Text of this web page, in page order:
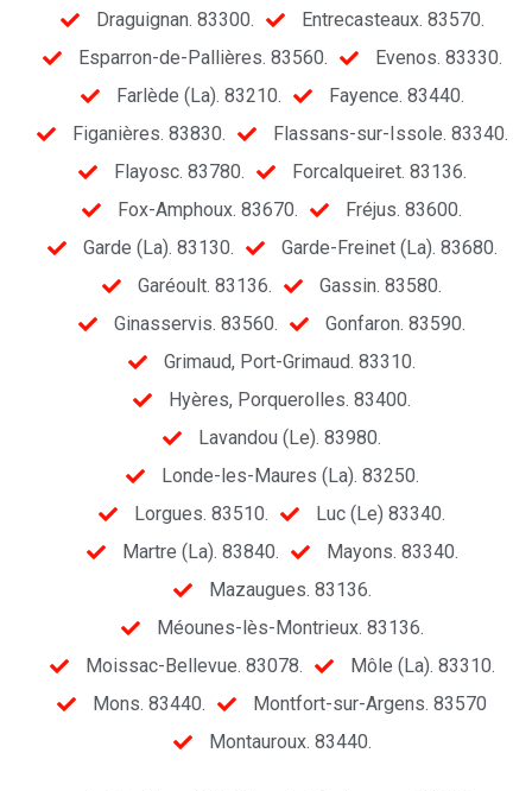
Draguignan. 83300.
Entrecasteaux. 83570.
Esparron-de-Pallières. 83560.
Evenos. 83330.
Farlède (La). 83210.
Fayence. 83440.
Figanières. 83830.
Flassans-sur-Issole. 83340.
Flayosc. 83780.
Forcalqueiret. 83136.
Fox-Amphoux. 83670.
Fréjus. 83600.
Garde (La). 83130.
Garde-Freinet (La). 83680.
Garéoult. 83136.
Gassin. 83580.
Ginasservis. 83560.
Gonfaron. 83590.
Grimaud, Port-Grimaud. 83310.
Hyères, Porquerolles. 83400.
Lavandou (Le). 83980.
Londe-les-Maures (La). 83250.
Lorgues. 83510.
Luc (Le) 83340.
Martre (La). 83840.
Mayons. 83340.
Mazaugues. 83136.
Méounes-lès-Montrieux. 83136.
Moissac-Bellevue. 83078.
Môle (La). 83310.
Mons. 83440.
Montfort-sur-Argens. 83570
Montauroux. 83440.